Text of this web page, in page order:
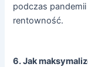
podczas pandemii
rentowność.
6. Jak